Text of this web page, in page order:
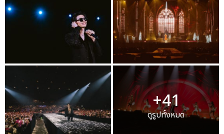
+41
ดูรูปทั้งหมด